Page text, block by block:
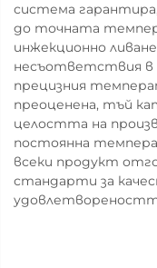
система
до точната
инжекционно
несъответствия в
прецизния
преоценена, тъй
целостта на
постоянна
всеки продукт
стандарти за